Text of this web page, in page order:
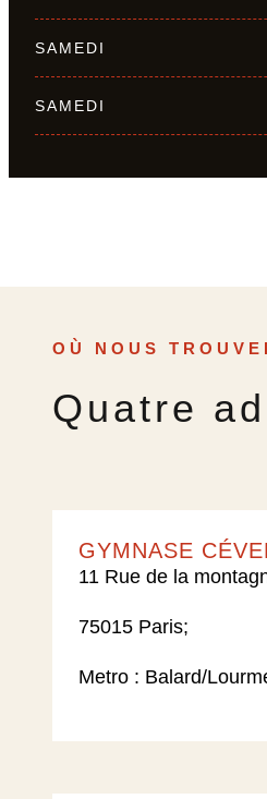
SAMEDI
SAMEDI
OÙ NOUS
Quatre
GYMNASE
11 Rue de la
75015 Paris;
Metro : Balard/